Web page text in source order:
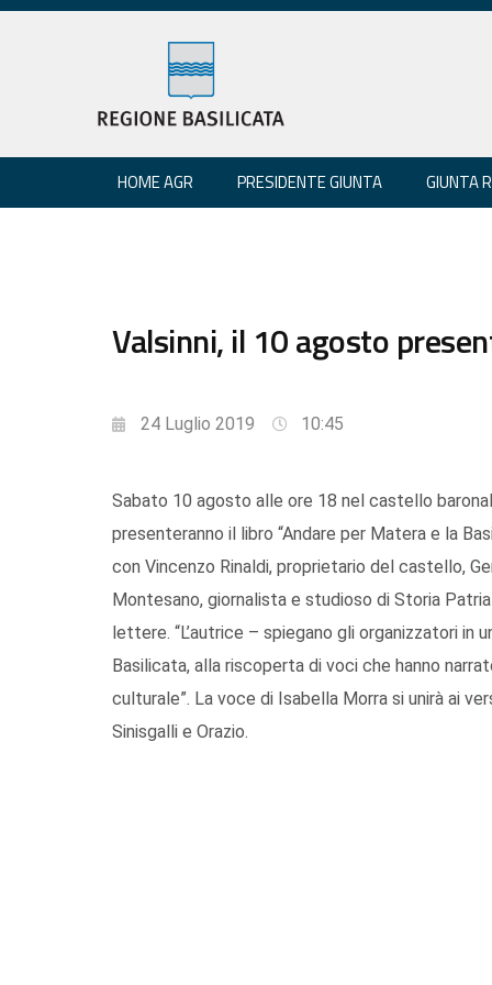
HOME AGR PRESIDENTE GIUNTA GIUNTA
Valsinni, il 10 agosto
24 Luglio 2019 10:45
Sabato 10 agosto alle ore 18 nel castello
presenteranno il libro “Andare per Matera e la
con Vincenzo Rinaldi, proprietario del castello,
Montesano, giornalista e studioso di Storia
lettere. “L’autrice – spiegano gli organizzatori in
Basilicata, alla riscoperta di voci che hanno
culturale”. La voce di Isabella Morra si unirà ai
Sinisgalli e Orazio.